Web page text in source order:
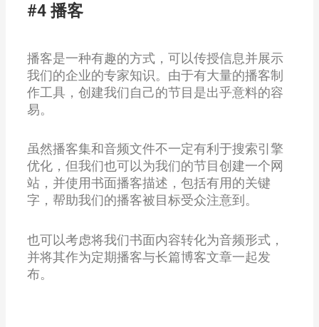
#4 播客
播客是一种有趣的方式，可以传授信息并展示
我们的企业的专家知识。由于有大量的播客制
作工具，创建我们自己的节目是出乎意料的容
易。
虽然播客集和音频文件不一定有利于搜索引擎
优化，但我们也可以为我们的节目创建一个网
站，并使用书面播客描述，包括有用的关键
字，帮助我们的播客被目标受众注意到。
也可以考虑将我们书面内容转化为音频形式，
并将其作为定期播客与长篇博客文章一起发
布。